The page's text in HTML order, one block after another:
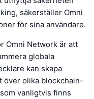
säkerställer Omni
för sina användare.
Omni Network är att
globala
kan skapa
över olika blockchain-
vanligtvis finns